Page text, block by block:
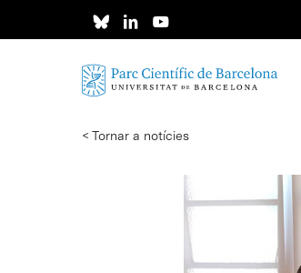
< Tornar a notícies